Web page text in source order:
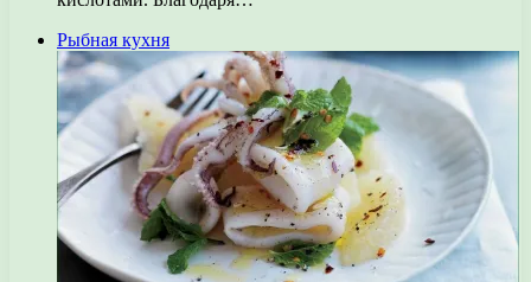
Рыбная кухня